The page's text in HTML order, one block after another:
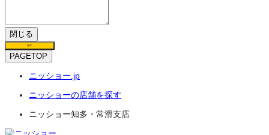
閉じる
保存
PAGETOP
ニッショー.jp
ニッショーの店舗を探す
ニッショー知多・常滑支店